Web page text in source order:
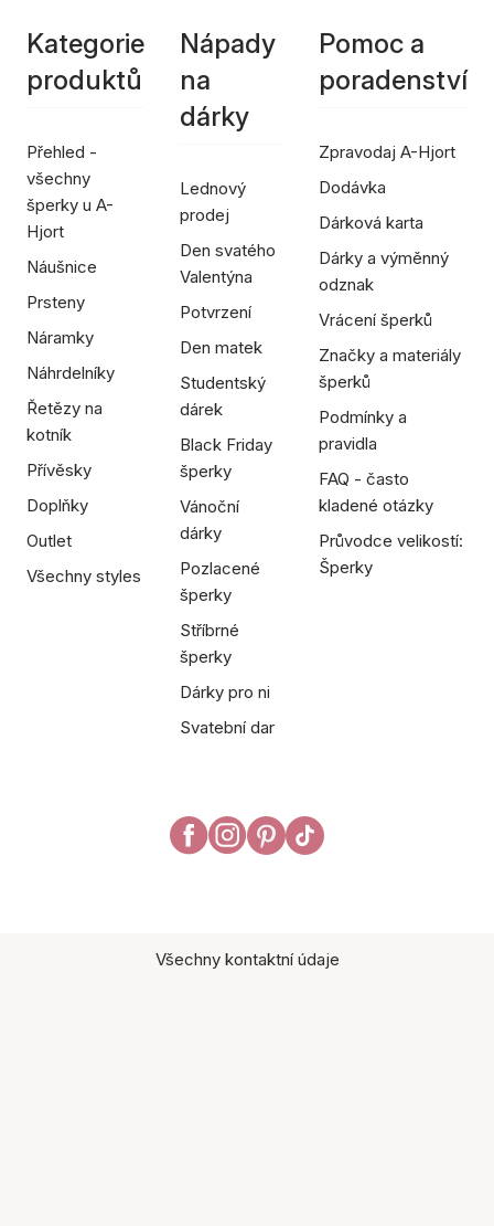
Kategorie
produktů
Přehled -
všechny
šperky u A-
Hjort
Náušnice
Prsteny
Náramky
Náhrdelníky
Řetězy na
kotník
Přívěsky
Doplňky
Outlet
Všechny styles
Nápady
na
dárky
Lednový
prodej
Den svatého
Valentýna
Potvrzení
Den matek
Studentský
dárek
Black Friday
šperky
Vánoční
dárky
Pozlacené
šperky
Stříbrné
šperky
Dárky pro ni
Svatební dar
Pomoc a
poradenství
Zpravodaj A-Hjort
Dodávka
Dárková karta
Dárky a výměnný
odznak
Vrácení šperků
Značky a materiály
šperků
Podmínky a
pravidla
FAQ - často
kladené otázky
Průvodce velikostí:
Šperky
Všechny kontaktní údaje